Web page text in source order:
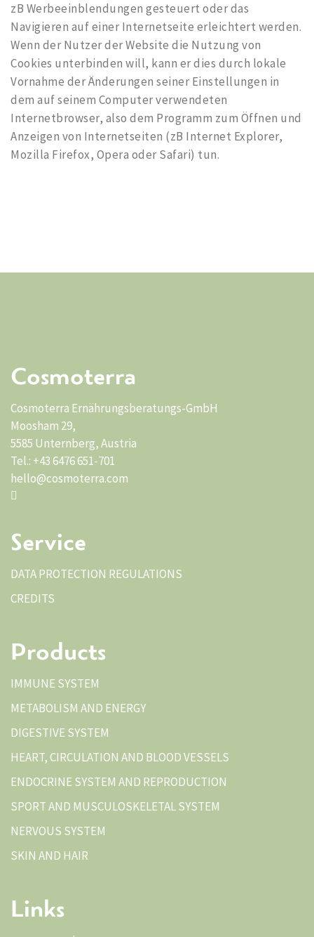
zB Werbeeinblendungen gesteuert oder das
Navigieren auf einer Internetseite erleichtert werden.
Wenn der Nutzer der Website die Nutzung von
Cookies unterbinden will, kann er dies durch lokale
Vornahme der Änderungen seiner Einstellungen in
dem auf seinem Computer verwendeten
Internetbrowser, also dem Programm zum Öffnen und
Anzeigen von Internetseiten (zB Internet Explorer,
Mozilla Firefox, Opera oder Safari) tun.
Cosmoterra
Cosmoterra Ernährungsberatungs-GmbH
Moosham 29,
5585 Unternberg, Austria
Tel.: +43 6476 651-701
hello@cosmoterra.com
Service
DATA PROTECTION REGULATIONS
CREDITS
Products
IMMUNE SYSTEM
METABOLISM AND ENERGY
DIGESTIVE SYSTEM
HEART, CIRCULATION AND BLOOD VESSELS
ENDOCRINE SYSTEM AND REPRODUCTION
SPORT AND MUSCULOSKELETAL SYSTEM
NERVOUS SYSTEM
SKIN AND HAIR
Links